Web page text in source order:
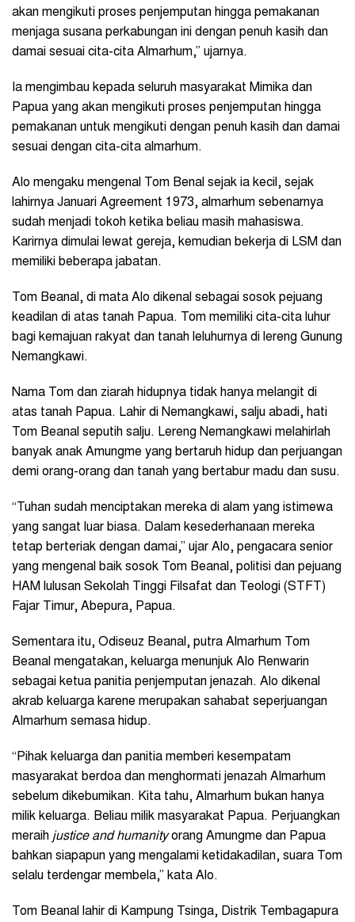
akan mengikuti proses penjemputan hingga pemakanan
menjaga susana perkabungan ini dengan penuh kasih dan
damai sesuai cita-cita Almarhum,” ujarnya.
Ia mengimbau kepada seluruh masyarakat Mimika dan
Papua yang akan mengikuti proses penjemputan hingga
pemakanan untuk mengikuti dengan penuh kasih dan damai
sesuai dengan cita-cita almarhum.
Alo mengaku mengenal Tom Benal sejak ia kecil, sejak
lahirnya Januari Agreement 1973, almarhum sebenarnya
sudah menjadi tokoh ketika beliau masih mahasiswa.
Karirnya dimulai lewat gereja, kemudian bekerja di LSM dan
memiliki beberapa jabatan.
Tom Beanal, di mata Alo dikenal sebagai sosok pejuang
keadilan di atas tanah Papua. Tom memiliki cita-cita luhur
bagi kemajuan rakyat dan tanah leluhurnya di lereng Gunung
Nemangkawi.
Nama Tom dan ziarah hidupnya tidak hanya melangit di
atas tanah Papua. Lahir di Nemangkawi, salju abadi, hati
Tom Beanal seputih salju. Lereng Nemangkawi melahirlah
banyak anak Amungme yang bertaruh hidup dan perjuangan
demi orang-orang dan tanah yang bertabur madu dan susu.
“Tuhan sudah menciptakan mereka di alam yang istimewa
yang sangat luar biasa. Dalam kesederhanaan mereka
tetap berteriak dengan damai,” ujar Alo, pengacara senior
yang mengenal baik sosok Tom Beanal, politisi dan pejuang
HAM lulusan Sekolah Tinggi Filsafat dan Teologi (STFT)
Fajar Timur, Abepura, Papua.
Sementara itu, Odiseuz Beanal, putra Almarhum Tom
Beanal mengatakan, keluarga menunjuk Alo Renwarin
sebagai ketua panitia penjemputan jenazah. Alo dikenal
akrab keluarga karene merupakan sahabat seperjuangan
Almarhum semasa hidup.
“Pihak keluarga dan panitia memberi kesempatam
masyarakat berdoa dan menghormati jenazah Almarhum
sebelum dikebumikan. Kita tahu, Almarhum bukan hanya
milik keluarga. Beliau milik masyarakat Papua. Perjuangkan
meraih justice and humanityorang Amungme dan Papua
bahkan siapapun yang mengalami ketidakadilan, suara Tom
selalu terdengar membela,” kata Alo.
Tom Beanal lahir di Kampung Tsinga, Distrik Tembagapura